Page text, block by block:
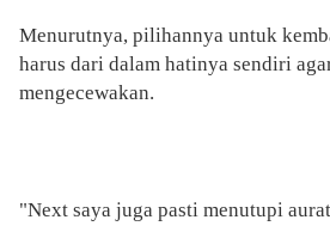
Menurutnya, pilihannya untuk
harus dari dalam hatinya sendiri
mengecewakan.
"Next saya juga pasti menutupi